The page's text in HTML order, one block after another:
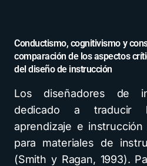
Conductismo, cognitivismo y
comparación de los aspectos
del diseño de instrucción
Los diseñadores de
dedicado a traducir
aprendizaje e
para materiales de
(Smith y Ragan, 1993).